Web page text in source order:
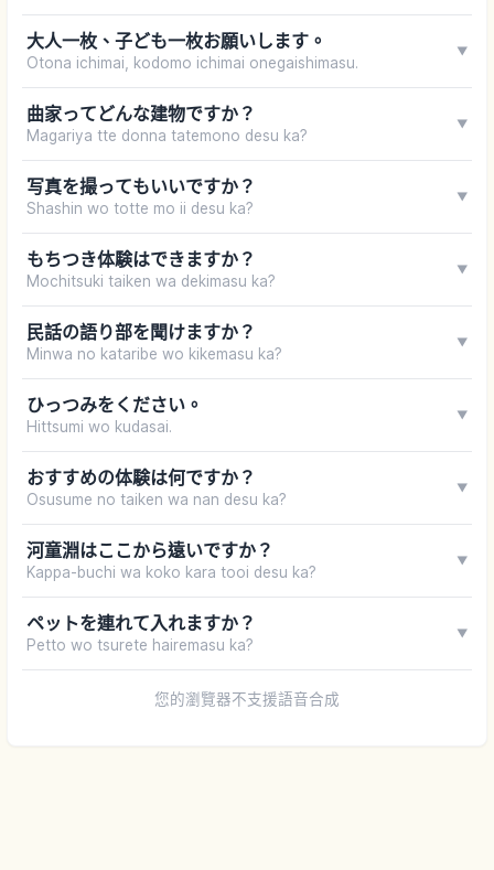
大人一枚、子ども一枚お願いします。
Otona ichimai, kodomo ichimai onegaishimasu.
▼
曲家ってどんな建物ですか？
Magariya tte donna tatemono desu ka?
▼
写真を撮ってもいいですか？
Shashin wo totte mo ii desu ka?
▼
もちつき体験はできますか？
Mochitsuki taiken wa dekimasu ka?
▼
民話の語り部を聞けますか？
Minwa no kataribe wo kikemasu ka?
▼
ひっつみをください。
Hittsumi wo kudasai.
▼
おすすめの体験は何ですか？
Osusume no taiken wa nan desu ka?
▼
河童淵はここから遠いですか？
Kappa-buchi wa koko kara tooi desu ka?
▼
ペットを連れて入れますか？
Petto wo tsurete hairemasu ka?
▼
您的瀏覽器不支援語音合成